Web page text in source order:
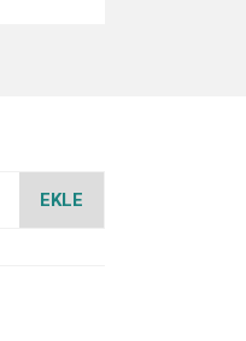
EKLE